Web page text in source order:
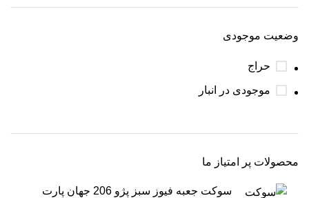
وضعیت موجودی
حراج
موجودی در انبار
محصولات پر امتیاز ما
سوکت جعبه فیوز سبز پژو 206 جهان پارت